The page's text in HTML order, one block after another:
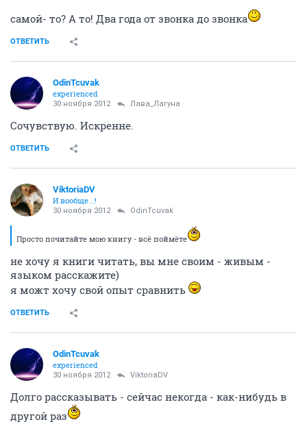
самой- то? А то! Два года от звонка до звонка
ОТВЕТИТЬ
OdinTcuvak
experienced
30 ноября 2012 Лава_Лагуна
Сочувствую. Искренне.
ОТВЕТИТЬ
ViktoriaDV
И вообще...!
30 ноября 2012 OdinTcuvak
Просто почитайте мою книгу - всё поймёте
не хочу я книги читать, вы мне своим - живым -
языком расскажите)
я можт хочу свой опыт сравнить
ОТВЕТИТЬ
OdinTcuvak
experienced
30 ноября 2012 ViktoriaDV
Долго рассказывать - сейчас некогда - как-нибудь в
другой раз